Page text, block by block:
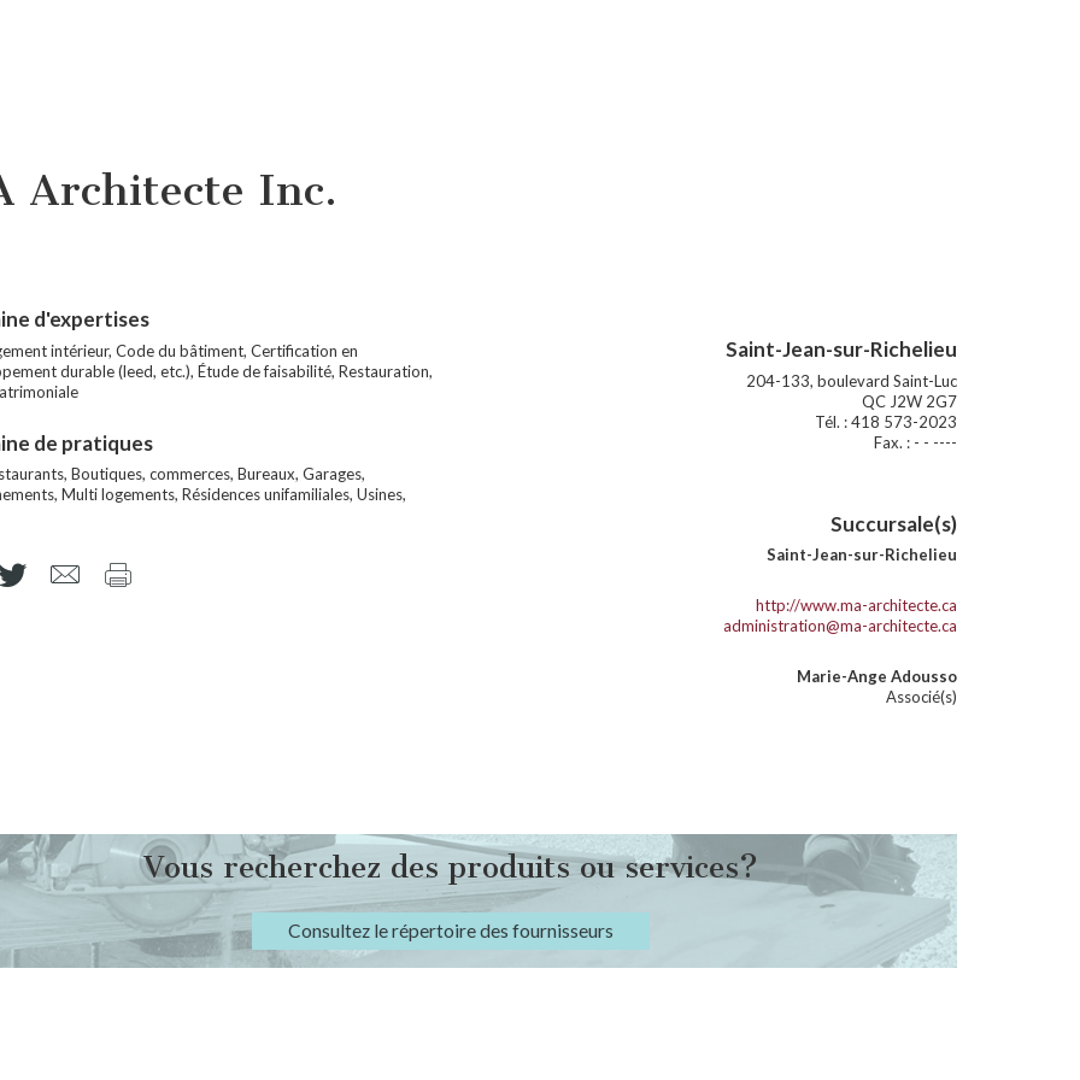
Architecte Inc.
Saint-Jean-sur-Richelieu
204-133, boulevard Saint-Luc
QC J2W 2G7
Tél. : 418 573-2023
Fax. : - - ----
Succursale(s)
Saint-Jean-sur-Richelieu
http://www.ma-architecte.ca
administration@ma-architecte.ca
Marie-Ange Adousso
Associé(s)
d'expertises
intérieur, Code du bâtiment, Certification en
durable (leed, etc.), Étude de faisabilité, Restauration,
de pratiques
Boutiques, commerces, Bureaux, Garages,
Multi logements, Résidences unifamiliales, Usines,
Vous recherchez des produits ou services?
Consultez le répertoire des fournisseurs